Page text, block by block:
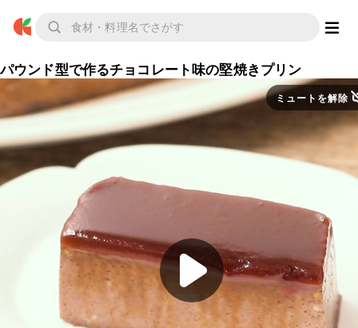
パウンド型で作るチョコレート味の堅焼きプリン
ミュートを解除